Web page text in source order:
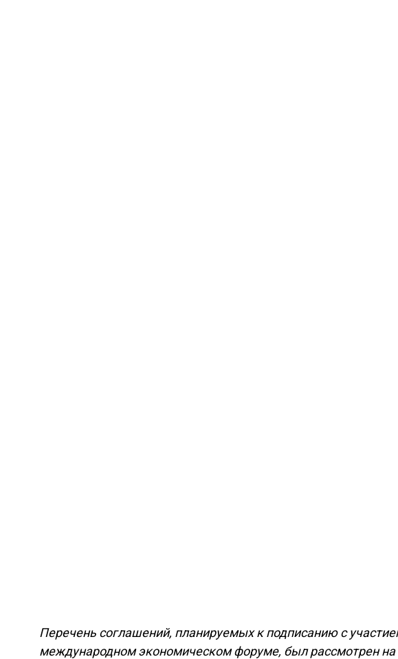
Перечень соглашений, планируемых к подписанию с
международном экономическом форуме, был рассмотрен